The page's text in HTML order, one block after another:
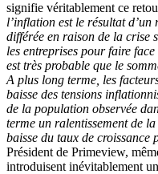
signifie véritablement ce
l’inflation est le résultat
différée en raison de la crise
les entreprises pour faire
est très probable que le
A plus long terme, les
baisse des tensions
de la population observée
terme un ralentissement de
baisse du taux de croissance
Président de Primeview,
introduisent inévitablement